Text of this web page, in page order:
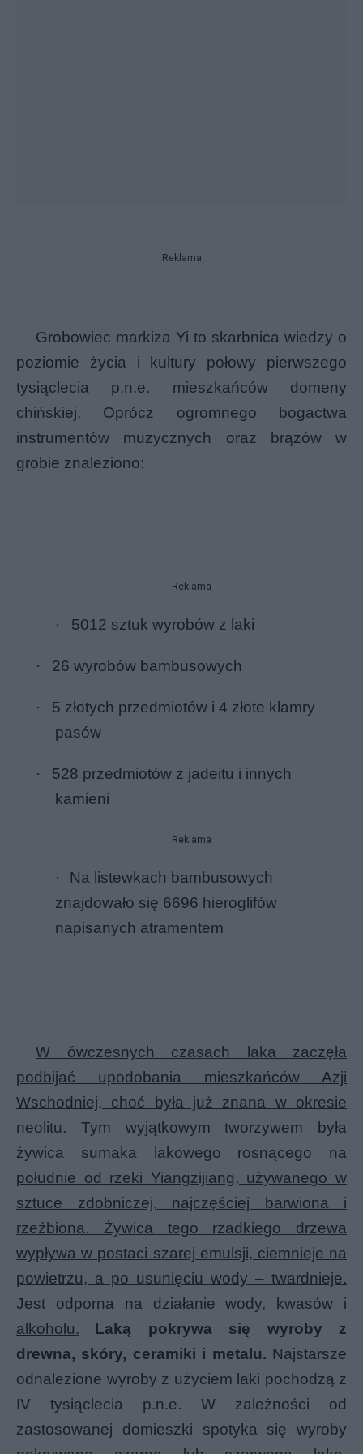
Reklama
Grobowiec markiza Yi to skarbnica wiedzy o
poziomie życia i kultury połowy pierwszego
tysiąclecia p.n.e. mieszkańców domeny
chińskiej. Oprócz ogromnego bogactwa
instrumentów muzycznych
oraz brązóww
grobie znaleziono:
Reklama
· 5012 sztuk wyrobów z laki
· 26 wyrobów bambusowych
·
5 złotych przedmiotów i 4 złote klamry
pasów
·
528 przedmiotów z jadeitu i innych
kamieni
Reklama
·
Na listewkach bambusowych
znajdowało się 6696 hieroglifów
napisanych atramentem
W ówczesnych czasach laka zaczęła
podbijać upodobania mieszkańców Azji
Wschodniej, choć była już znana w okresie
neolitu. Tym wyjątkowym tworzywem była
żywica sumaka lakowego rosnącego na
południe od
rzeki Yiangzijiang, używanego w
sztuce zdobniczej, najczęściej barwiona i
rzeźbiona. Żywica tego rzadkiego drzewa
wypływa w postaci szarej emulsji, ciemnieje na
powietrzu, a po usunięciu wody – twardnieje.
Jest odporna na działanie wody, kwasów i
alkoholu.
Laką pokrywa się wyroby z
drewna, skóry, ceramiki i metalu. Najstarsze
odnalezione wyroby z użyciem laki pochodzą z
IV tysiąclecia p.n.e. W zależności od
zastosowanej domieszki spotyka się wyroby